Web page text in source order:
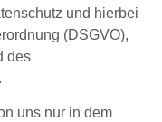
und hierbei
(DSGVO),
des
uns nur in dem